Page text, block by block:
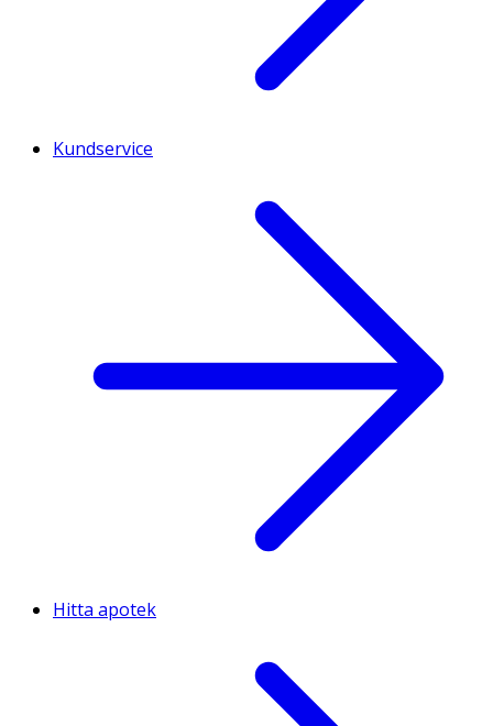
Kundservice
Hitta apotek